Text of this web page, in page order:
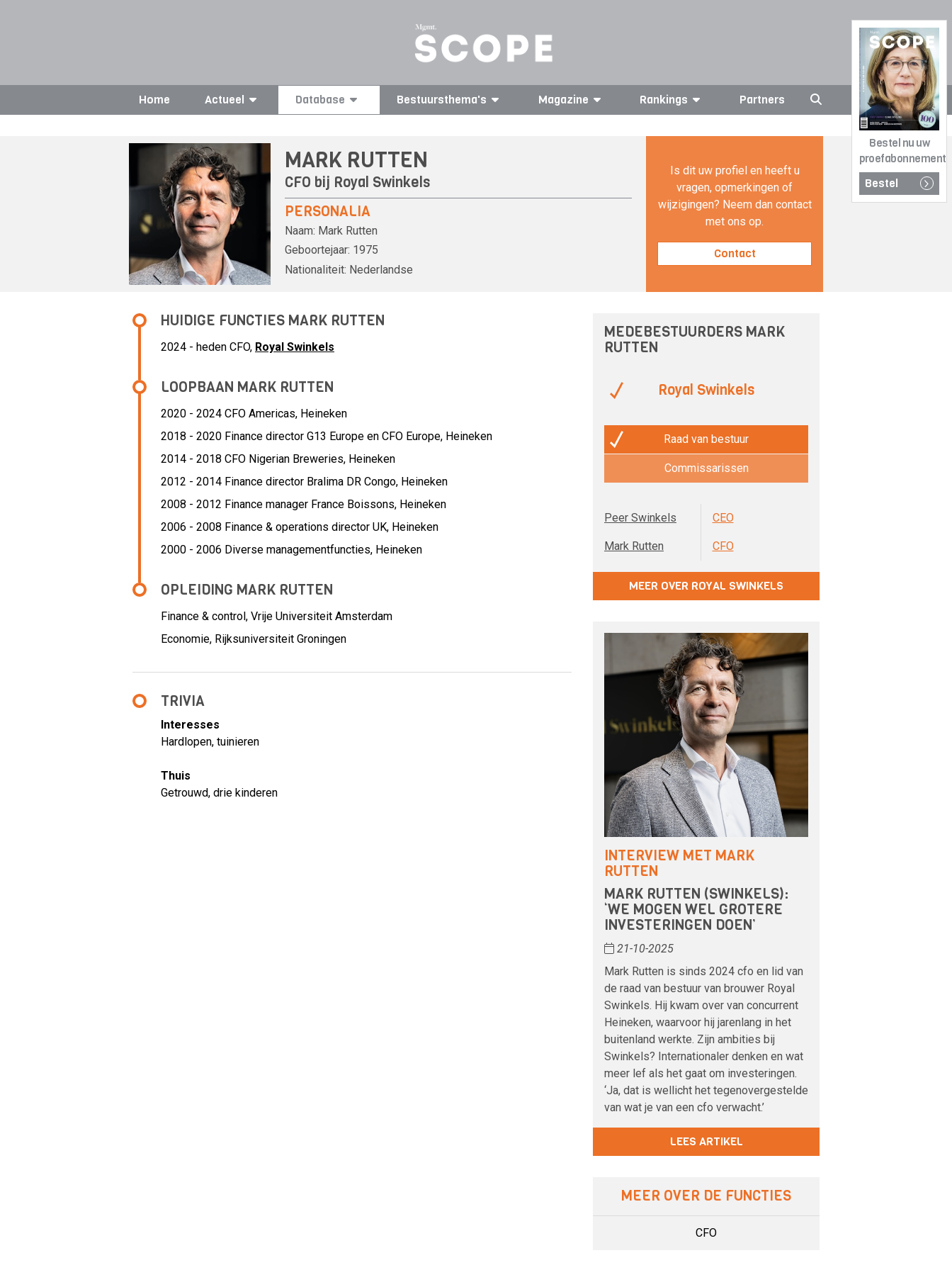
Bestel nu uw
proefabonnement
Bestel
Home Actueel Database Bestuursthema's Magazine Rankings Partners
MARK RUTTEN
CFO bij Royal Swinkels
PERSONALIA
Naam: Mark Rutten
Geboortejaar: 1975
Nationaliteit: Nederlandse
Is dit uw profiel en heeft u
vragen, opmerkingen of
wijzigingen? Neem dan contact
met ons op.
Contact
HUIDIGE FUNCTIES MARK RUTTEN
2024 - heden CFO, Royal Swinkels
LOOPBAAN MARK RUTTEN
2020 - 2024 CFO Americas, Heineken
2018 - 2020 Finance director G13 Europe en CFO Europe, Heineken
2014 - 2018 CFO Nigerian Breweries, Heineken
2012 - 2014 Finance director Bralima DR Congo, Heineken
2008 - 2012 Finance manager France Boissons, Heineken
2006 - 2008 Finance & operations director UK, Heineken
2000 - 2006 Diverse managementfuncties, Heineken
OPLEIDING MARK RUTTEN
Finance & control, Vrije Universiteit Amsterdam
Economie, Rijksuniversiteit Groningen
TRIVIA
Interesses
Hardlopen, tuinieren
Thuis
Getrouwd, drie kinderen
MEDEBESTUURDERS MARK
RUTTEN
Royal Swinkels
Raad van bestuur
Commissarissen
Peer Swinkels CEO
Mark Rutten CFO
MEER OVER ROYAL SWINKELS
INTERVIEW MET MARK
RUTTEN
MARK RUTTEN (SWINKELS):
‘WE MOGEN WEL GROTERE
INVESTERINGEN DOEN’
21-10-2025
Mark Rutten is sinds 2024 cfo en lid van
de raad van bestuur van brouwer Royal
Swinkels. Hij kwam over van concurrent
Heineken, waarvoor hij jarenlang in het
buitenland werkte. Zijn ambities bij
Swinkels? Internationaler denken en wat
meer lef als het gaat om investeringen.
‘Ja, dat is wellicht het tegenovergestelde
van wat je van een cfo verwacht.’
LEES ARTIKEL
MEER OVER DE FUNCTIES
CFO